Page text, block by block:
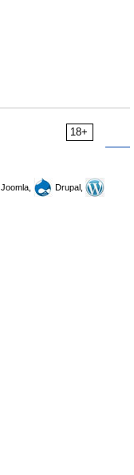
18+
Joomla,
Drupal,